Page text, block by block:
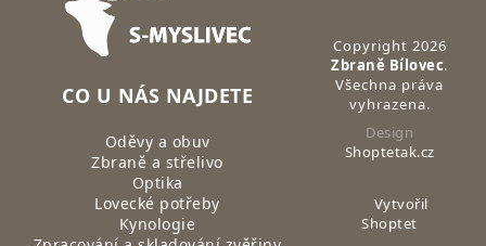
CO U NÁS NAJDETE
Oděvy a obuv
Zbraně a střelivo
Optika
Lovecké potřeby
Kynologie
Copyright 2026
Zbraně Bílovec.
Všechna práva
vyhrazena.
Design
Shoptetak.cz
Vytvořil
Shoptet